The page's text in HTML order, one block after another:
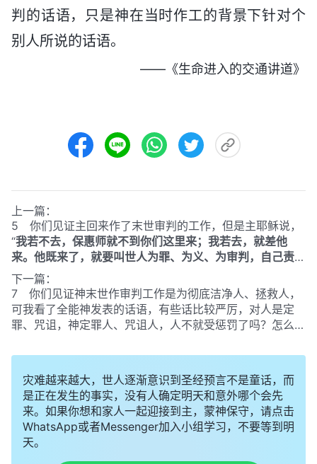
判的话语，只是神在当时作工的背景下针对个
别人所说的话语。
——《生命进入的交通讲道》
上一篇：
5 你们见证主回来作了末世审判的工作，但是主耶稣说，
“我若不去，保惠师就不到你们这里来；我若去，就差他
来。他既来了，就要叫世人为罪、为义、为审判，自己责备
自己。 ”
圣灵降下作工在人身上，已经使人为罪、为义、为审判，自
己责备自己了，只要我们向主认罪悔改，就有圣灵的责备、
管教，这就是主在审判我们了，你们所说的末世审判工作与
主耶稣的工作到底有什么区别呢？
下一篇：
7 你们见证神末世作审判工作是为彻底洁净人、拯救人，
可我看了全能神发表的话语，有些话比较严厉，对人是定
罪、咒诅，神定罪人、咒诅人，人不就受惩罚了吗？怎么能
灾难越来越大，世人逐渐意识到圣经预言不是童话，而
是正在发生的事实，没有人确定明天和意外哪个会先
来。如果你想和家人一起迎接到主，蒙神保守，请点击
WhatsApp或者Messenger加入小组学习，不要等到明
天。